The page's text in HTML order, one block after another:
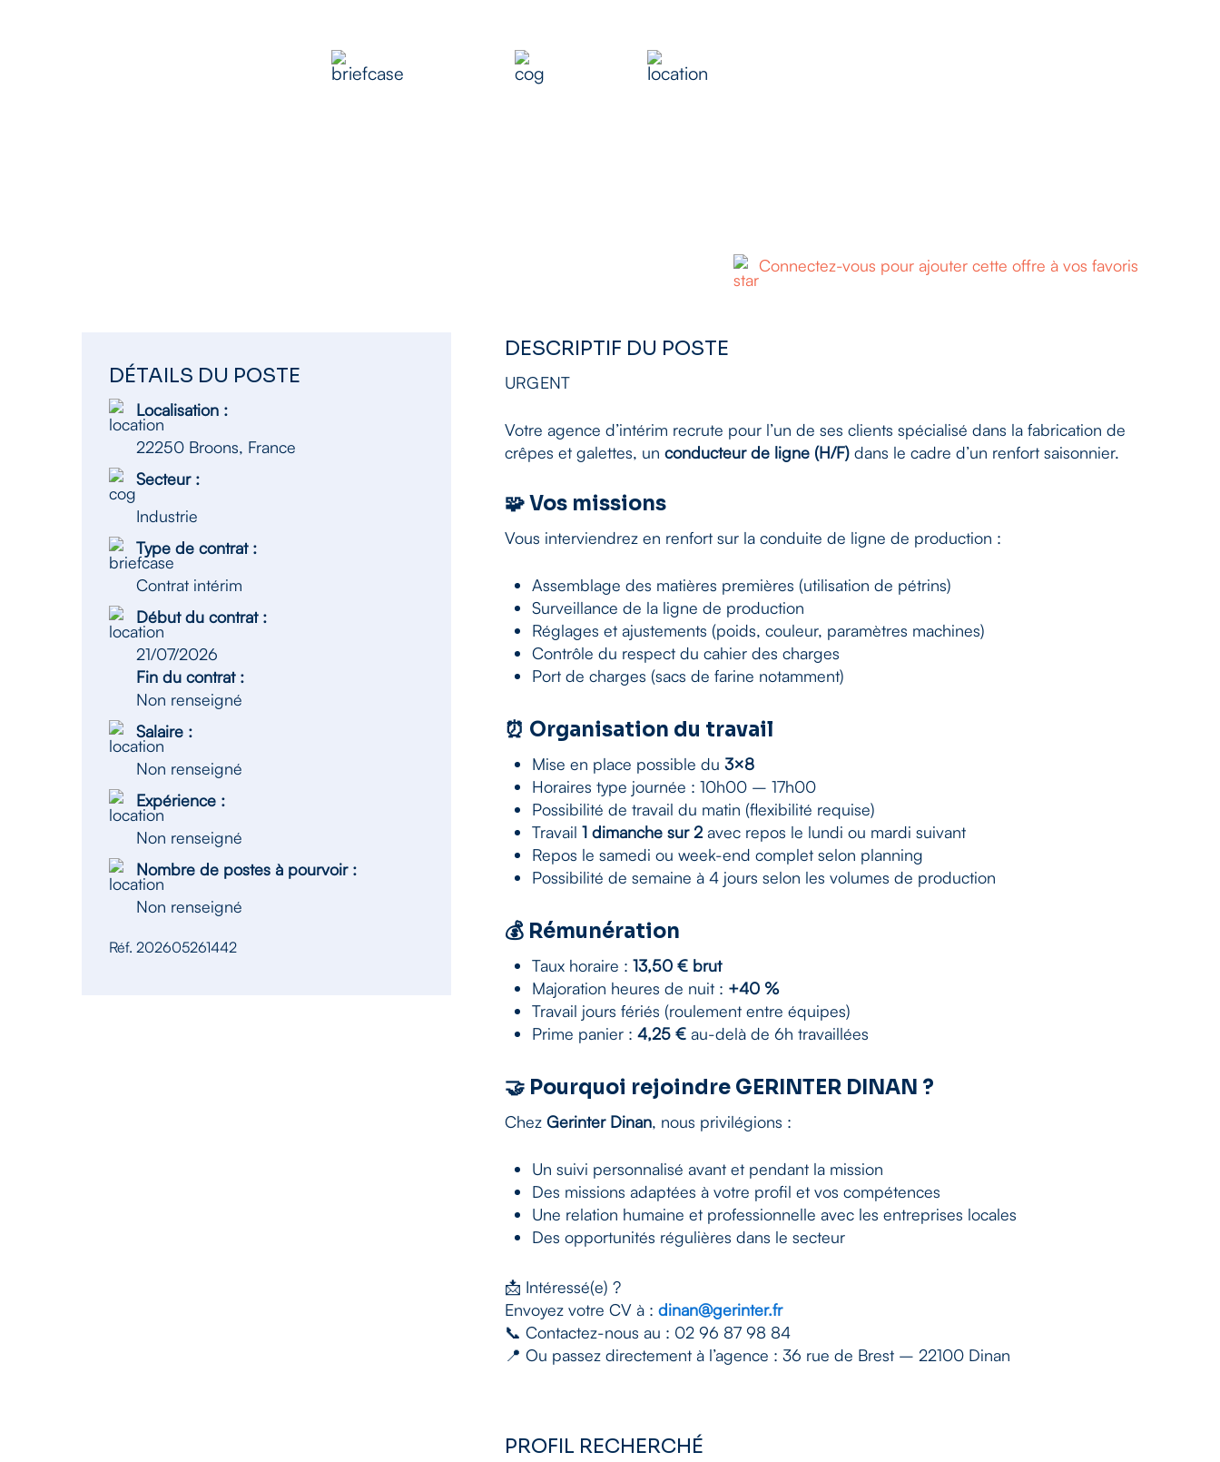
Contrat intérim Industrie 22250 Broons, France
Connectez-vous pour ajouter cette offre à vos favoris
DÉTAILS DU POSTE
Localisation :
22250 Broons, France
Secteur :
Industrie
Type de contrat :
Contrat intérim
Début du contrat :
21/07/2026
Fin du contrat :
Non renseigné
Salaire :
Non renseigné
Expérience :
Non renseigné
Nombre de postes à pourvoir :
Non renseigné
Réf. 202605261442
DESCRIPTIF DU POSTE
URGENT
Votre agence d’intérim recrute pour l’un de ses clients spécialisé dans la fabrication de
crêpes et galettes, un conducteur de ligne (H/F)dans le cadre d’un renfort saisonnier.
🧩 Vos missions
Vous interviendrez en renfort sur la conduite de ligne de production :
Assemblage des matières premières (utilisation de pétrins)
Surveillance de la ligne de production
Réglages et ajustements (poids, couleur, paramètres machines)
Contrôle du respect du cahier des charges
Port de charges (sacs de farine notamment)
⏰ Organisation du travail
Mise en place possible du 3×8
Horaires type journée : 10h00 – 17h00
Possibilité de travail du matin (flexibilité requise)
Travail 1 dimanche sur 2avec repos le lundi ou mardi suivant
Repos le samedi ou week-end complet selon planning
Possibilité de semaine à 4 jours selon les volumes de production
💰 Rémunération
Taux horaire : 13,50 € brut
Majoration heures de nuit : +40 %
Travail jours fériés (roulement entre équipes)
Prime panier : 4,25 €au-delà de 6h travaillées
🤝 Pourquoi rejoindre GERINTER DINAN ?
Chez Gerinter Dinan, nous privilégions :
Un suivi personnalisé avant et pendant la mission
Des missions adaptées à votre profil et vos compétences
Une relation humaine et professionnelle avec les entreprises locales
Des opportunités régulières dans le secteur
📩 Intéressé(e) ?
Envoyez votre CV à : dinan@gerinter.fr
📞 Contactez-nous au : 02 96 87 98 84
📍 Ou passez directement à l’agence : 36 rue de Brest – 22100 Dinan
PROFIL RECHERCHÉ